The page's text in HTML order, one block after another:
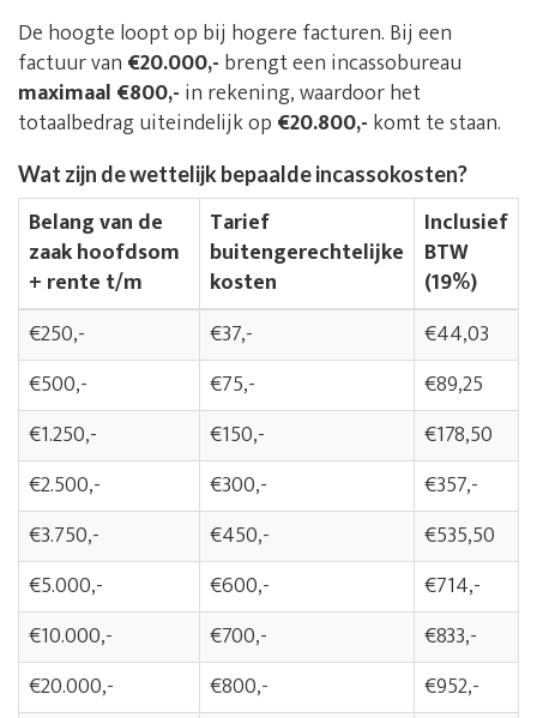
De hoogte loopt op bij hogere facturen. Bij een
factuur van €20.000,- brengt een incassobureau
maximaal €800,- in rekening, waardoor het
totaalbedrag uiteindelijk op €20.800,- komt te staan.
Wat zijn de wettelijk bepaalde incassokosten?
Belang van de
zaak hoofdsom
+ rente t/m
Tarief
buitengerechtelijke
kosten
Inclusief
BTW
(19%)
€250,-
€37,-
€44,03
€500,-
€75,-
€89,25
€1.250,-
€150,-
€178,50
€2.500,-
€300,-
€357,-
€3.750,-
€450,-
€535,50
€5.000,-
€600,-
€714,-
€10.000,-
€700,-
€833,-
€20.000,-
€800,-
€952,-